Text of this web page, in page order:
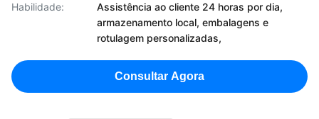
Habilidade:
Assistência ao cliente 24 horas por dia,
armazenamento local, embalagens e
rotulagem personalizadas,
Consultar Agora